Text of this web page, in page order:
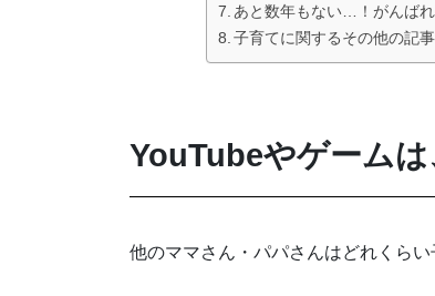
あと数年もない…！がんば
子育てに関するその他の記事
YouTubeやゲーム
他のママさん・パパさんはどれくら